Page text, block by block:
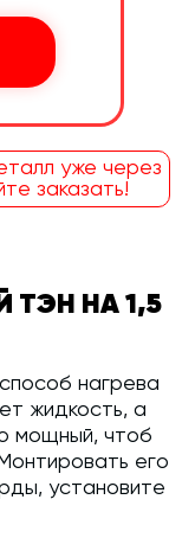
уже через
заказать!
ТЭН НА 1,5
нагрева
жидкость, а
мощный, чтоб
его
установите